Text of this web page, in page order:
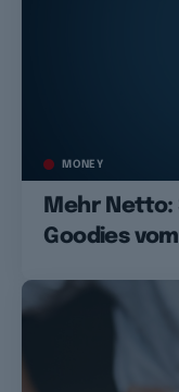
MONEY
Mehr
Goodies